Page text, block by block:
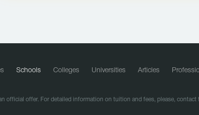
Schools Colleges Universities Articles
official offer. For detailed information on tuition and fees, please,